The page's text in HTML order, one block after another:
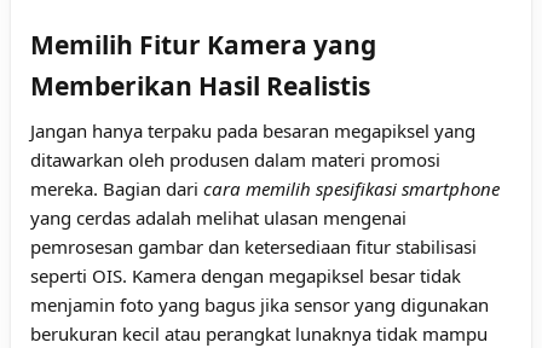
Memilih Fitur Kamera yang
Memberikan Hasil Realistis
Jangan hanya terpaku pada besaran megapiksel yang
ditawarkan oleh produsen dalam materi promosi
mereka. Bagian dari cara memilih spesifikasi smartphone
yang cerdas adalah melihat ulasan mengenai
pemrosesan gambar dan ketersediaan fitur stabilisasi
seperti OIS. Kamera dengan megapiksel besar tidak
menjamin foto yang bagus jika sensor yang digunakan
berukuran kecil atau perangkat lunaknya tidak mampu